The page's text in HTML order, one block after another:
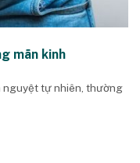
mãn kinh
nguyệt tự nhiên, thường